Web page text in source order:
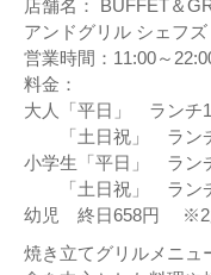
店舗名： BUFFET＆
アンドグリル シェフズ
営業時間：11:00～
料金：
大人「平日」 ランチ
「土日祝」 ランチ
小学生「平日」 ラン
「土日祝」 ランチ
幼児 終日658円 ※2
焼き立てグリルメニュ